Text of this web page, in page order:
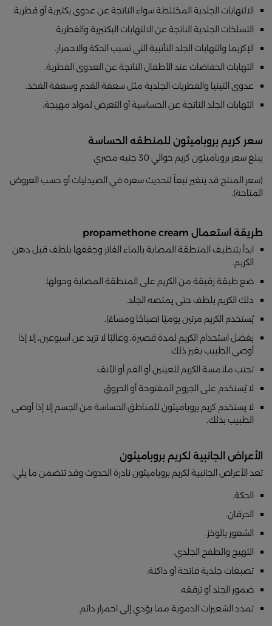
الالتهابات الجلدية المختلطة سواء الناتجة عن عدوى بكتيرية أو فطرية.
التسلخات الجلدية الناتجة عن الالتهابات البكتيرية والفطرية.
الإكزيما والتهابات الجلد التأتبية التي تسبب الحكة والاحمرار.
التهابات الحفاضات عند الأطفال الناتجة عن العدوى الفطرية.
عدوى التينيا والفطريات الجلدية مثل سعفة القدم وسعفة الفخذ.
التهابات الجلد الناتجة عن الحساسية أو التعرض لمواد مهيجة.
سعر كريم بروباميثون للمنطقه الحساسة
يبلغ سعر بروباميثون كريم حوالي 30 جنيه مصري
(سعر المنتج قد يتغير تبعاً لتحديث سعره في الصيدليات أو حسب العروض
المتاحة).
طريقة استعمال propamethone cream
ابدأ بتنظيف المنطقة المصابة بالماء الفاتر وجففها بلطف قبل دهن
الكريم.
ضع طبقة رقيقة من الكريم على المنطقة المصابة وحولها.
دلك الكريم بلطف حتى يمتصه الجلد.
يُستخدم الكريم مرتين يوميًا (صباحًا ومساءً).
يفضل استخدام الكريم لمدة قصيرة، وغالبًا لا تزيد عن أسبوعين، إلا إذا
أوصى الطبيب بغير ذلك.
تجنب ملامسة الكريم للعينين أو الفم أو الأنف.
لا يُستخدم على الجروح المفتوحة أو الحروق.
لا يستخدم كريم بروباميثون للمناطق الحساسة من الجسم إلا إذا أوصى
الطبيب بذلك.
الأعراض الجانبية لكريم بروباميثون
تعد الأعراض الجانبية لكريم بروباميثون نادرة الحدوث وقد تتضمن ما يلي:
الحكة.
الحرقان.
الشعور بالوخز.
التهيج والطفح الجلدي.
تصبغات جلدية فاتحة أو داكنة.
ضمور الجلد أو ترققه.
تمدد الشعيرات الدموية مما يؤدي إلى احمرار دائم.